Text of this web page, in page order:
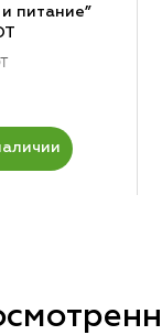
питание”